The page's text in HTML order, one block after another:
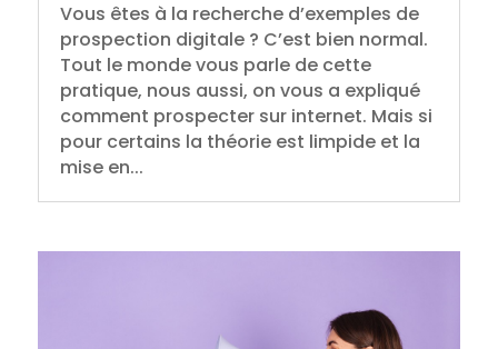
Vous êtes à la recherche d’exemples de
prospection digitale ? C’est bien normal.
Tout le monde vous parle de cette
pratique, nous aussi, on vous a expliqué
comment prospecter sur internet. Mais si
pour certains la théorie est limpide et la
mise en...